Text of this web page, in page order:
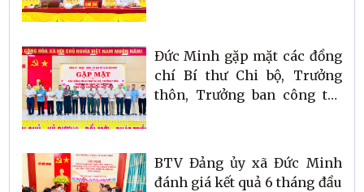
Đức Minh gặp mặt các đồng
chí Bí thư Chi bộ, Trưởng
thôn, Trưởng ban công tác
BTV Đảng ủy xã Đức Minh
đánh giá kết quả 6 tháng đầu